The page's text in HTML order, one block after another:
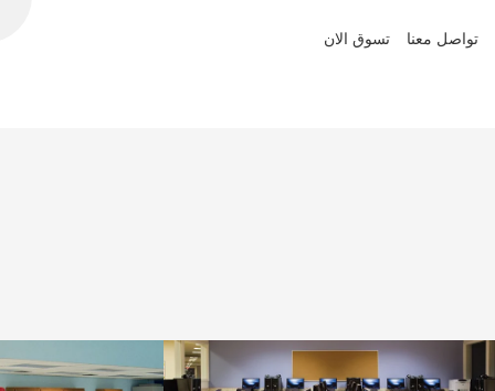
تواصل معنا تسوق الان